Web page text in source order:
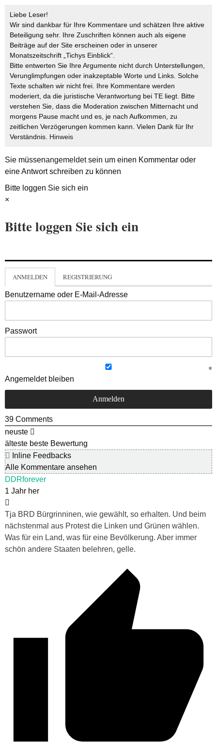
Liebe Leser!
Wir sind dankbar für Ihre Kommentare und schätzen Ihre aktive
Beteiligung sehr. Ihre Zuschriften können auch als eigene
Beiträge auf der Site erscheinen oder in unserer
Monatszeitschrift „Tichys Einblick“.
Bitte entwerten Sie Ihre Argumente nicht durch Unterstellungen,
Verunglimpfungen oder inakzeptable Worte und Links. Solche
Texte schalten wir nicht frei. Ihre Kommentare werden
moderiert, da die juristische Verantwortung bei TE liegt. Bitte
verstehen Sie, dass die Moderation zwischen Mitternacht und
morgens Pause macht und es, je nach Aufkommen, zu
zeitlichen Verzögerungen kommen kann. Vielen Dank für Ihr
Verständnis. Hinweis
Sie müssenangemeldetsein um einen Kommentar oder
eine Antwort schreiben zu können
Bitte loggen Sie sich ein
×
Bitte loggen Sie sich ein
ANMELDEN REGISTRIERUNG
Benutzername oder E-Mail-Adresse
Passwort
Angemeldet bleiben
39 Comments
neuste
älteste beste Bewertung
Inline Feedbacks
Alle Kommentare ansehen
DDRforever
1 Jahr her
Tja BRD Bürgrinninen, wie gewählt, so erhalten. Und beim
nächstenmal aus Protest die Linken und Grünen wählen.
Was für ein Land, was für eine Bevölkerung. Aber immer
schön andere Staaten belehren, gelle.